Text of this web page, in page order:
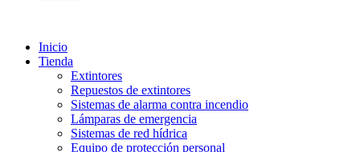
Inicio
Tienda
Extintores
Repuestos de extintores
Sistemas de alarma contra incendio
Lámparas de emergencia
Sistemas de red hídrica
Equipo de protección personal